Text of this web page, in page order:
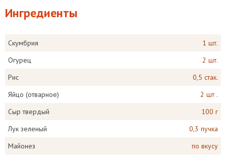
Ингредиенты
Скумбрия
1 шт.
Огурец
2 шт.
Рис
0,5 стак.
Яйцо (отварное)
2 шт .
Сыр твердый
100 г
Лук зеленый
0,3 пучка
Майонез
по вкусу